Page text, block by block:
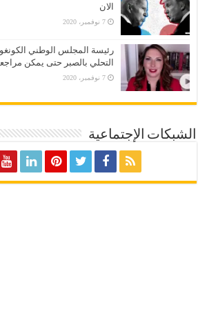
الان
7 نوفمبر، 2020
رئيسة المجلس الوطني
التحلي بالصبر حتى يمكن
7 نوفمبر، 2020
الشبكات الإجتماعية